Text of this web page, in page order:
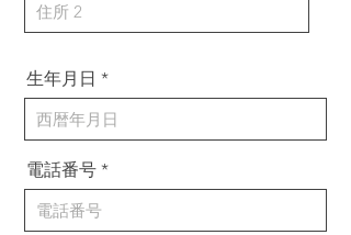
生年月日
電話番号